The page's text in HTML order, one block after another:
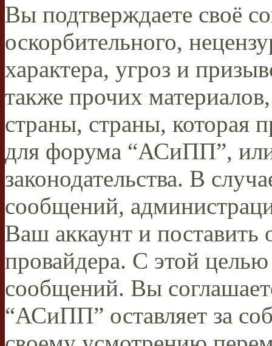
Вы подтверждаете своё
оскорбительного,
характера, угроз и
также прочих
страны, страны, которая
для форума “АСиПП”,
законодательства. В
сообщений,
Ваш аккаунт и поставить
провайдера. С этой
сообщений. Вы
“АСиПП” оставляет за